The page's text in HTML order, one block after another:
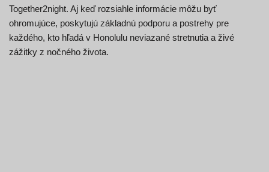
Together2night. Aj keď rozsiahle informácie môžu byť
ohromujúce, poskytujú základnú podporu a postrehy pre
každého, kto hľadá v Honolulu neviazané stretnutia a živé
zážitky z nočného života.